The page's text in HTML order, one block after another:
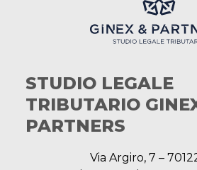
STUDIO LEGALE
TRIBUTARIO
PARTNERS
Via Argiro, 7 –